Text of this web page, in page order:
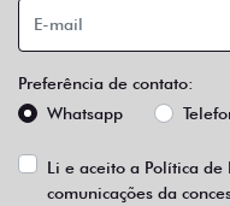
Preferência de contato:
Whatsapp
Li e aceito a Política de
comunicações da